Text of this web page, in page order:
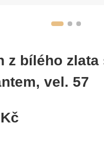
z bílého zlata
vel. 57